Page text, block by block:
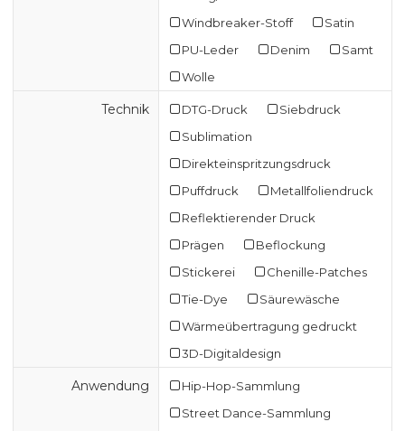
Windbreaker-Stoff
Satin
PU-Leder
Denim
Samt
Wolle
Technik DTG-Druck
Siebdruck
Sublimation
Direkteinspritzungsdruck
Puffdruck
Metallfoliendruck
Reflektierender Druck
Prägen
Beflockung
Stickerei
Chenille-Patches
Tie-Dye
Säurewäsche
Wärmeübertragung gedruckt
3D-Digitaldesign
Anwendung
Hip-Hop-Sammlung
Street Dance-Sammlung